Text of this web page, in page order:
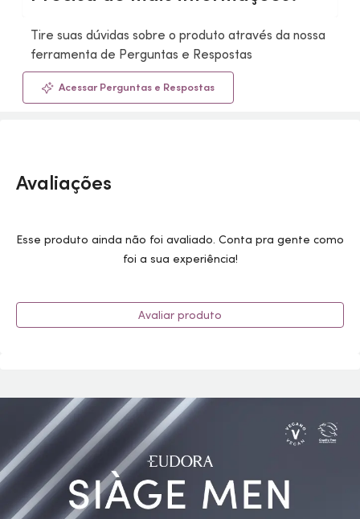
Tire suas dúvidas sobre o produto através da nossa
ferramenta de Perguntas e Respostas
Acessar Perguntas e Respostas
Avaliações
Esse produto ainda não foi avaliado. Conta pra gente como
foi a sua experiência!
Avaliar produto